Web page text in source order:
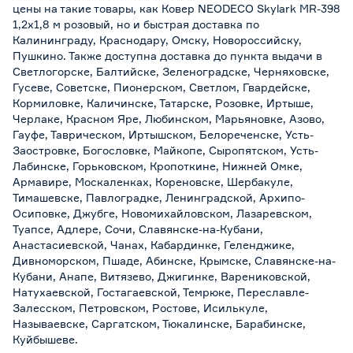
цены на такие товары, как Ковер NEODECO Skylark MR-398
1,2x1,8 м розовый, но и быстрая доставка по
Калининграду, Краснодару, Омску, Новороссийску,
Пушкино. Также доступна доставка до пункта выдачи в
Светлогорске, Балтийске, Зеленоградске, Черняховске,
Гусеве, Советске, Пионерском, Светлом, Гвардейске,
Кормиловке, Каличинске, Татарске, Розовке, Иртыше,
Черлаке, Красном Яре, Любинском, Марьяновке, Азово,
Гауфе, Таврическом, Иртышском, Белореченске, Усть-
Заостровке, Богословке, Майкопе, Сыропятском, Усть-
Лабинске, Горьковском, Кропоткине, Нижней Омке,
Армавире, Москаленках, Кореновске, Шербакуле,
Тимашевске, Павлоградке, Ленинградской, Архипо-
Осиповке, Джубге, Новомихайловском, Лазаревском,
Туапсе, Адлере, Сочи, Славянске-на-Кубани,
Анастасиевской, Чанах, Кабардинке, Геленджике,
Дивноморском, Пшаде, Абинске, Крымске, Славянске-на-
Кубани, Анапе, Витязево, Джигинке, Варениковской,
Натухаевской, Гостагаевской, Темрюке, Переславле-
Залесском, Петровском, Ростове, Исилькуле,
Называевске, Саргатском, Тюкалинске, Барабинске,
Куйбышеве.